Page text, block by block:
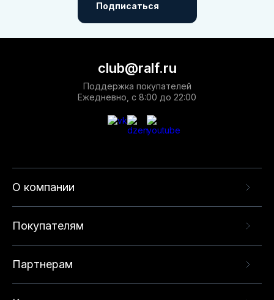
Подписаться
О компании
Покупателям
Партнерам
club@ralf.ru
Поддержка покупателей
Ежедневно, с 8:00 до 22:00